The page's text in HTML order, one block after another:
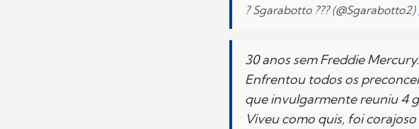
? Sgarabotto ??? (@Sgarabotto2)
30 anos sem Freddie Mercury.
Enfrentou todos os
que invulgarmente reuniu 4
Viveu como quis, foi corajoso